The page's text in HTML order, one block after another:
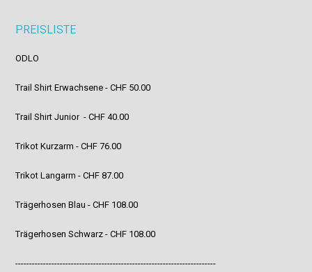
PREISLISTE
ODLO
Trail Shirt Erwachsene - CHF 50.00
Trail Shirt Junior - CHF 40.00
Trikot Kurzarm - CHF 76.00
Trikot Langarm - CHF 87.00
Trägerhosen Blau - CHF 108.00
Trägerhosen Schwarz - CHF 108.00
------------------------------------------------------------------------